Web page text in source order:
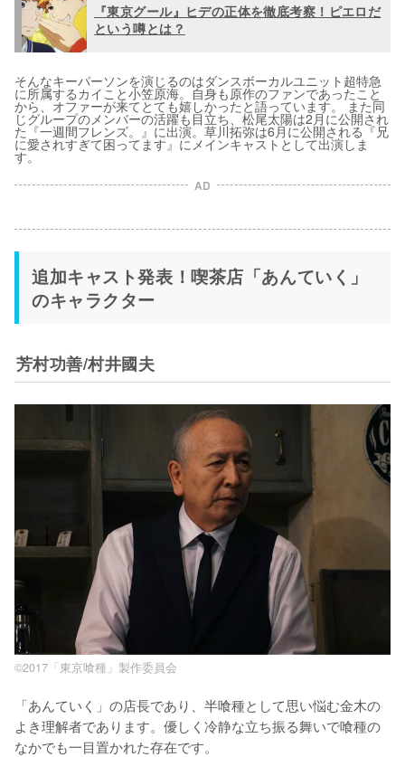
『東京グール』ヒデの正体を徹底考察！ピエロだ
という噂とは？
そんなキーパーソンを演じるのはダンスボーカルユニット超特急
に所属するカイこと小笠原海。自身も原作のファンであったこと
から、オファーが来てとても嬉しかったと語っています。 また同
じグループのメンバーの活躍も目立ち、松尾太陽は2月に公開され
た『一週間フレンズ。』に出演。草川拓弥は6月に公開される『兄
に愛されすぎて困ってます』にメインキャストとして出演しま
す。
AD
追加キャスト発表！喫茶店「あんていく」
のキャラクター
芳村功善/村井國夫
©2017「東京喰種」製作委員会
「あんていく」の店長であり、半喰種として思い悩む金木の
よき理解者であります。優しく冷静な立ち振る舞いで喰種の
なかでも一目置かれた存在です。